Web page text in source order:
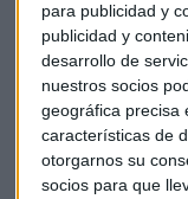
para publicidad y
publicidad y
desarrollo de
nuestros socios
geográfica precisa
características de
otorgarnos su
socios para que
A preguntas de los
títulos deProsus
probablemente
apunta.